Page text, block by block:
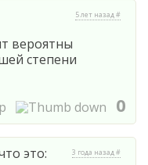
5 лет назад #
вероятны
степени
0
это: 3 года назад #